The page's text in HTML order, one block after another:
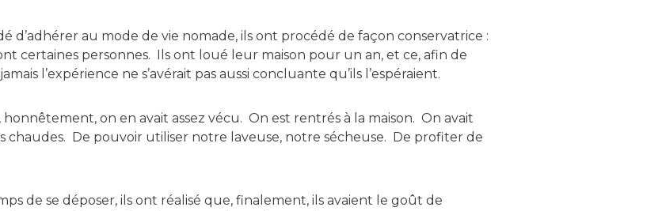
d’adhérer au mode de vie nomade, ils ont procédé de façon conservatrice :
certaines personnes. Ils ont loué leur maison pour un an, et ce, afin de
l’expérience ne s’avérait pas aussi concluante qu’ils l’espéraient.
on en avait assez vécu. On est rentrés à la maison. On avait
chaudes. De pouvoir utiliser notre laveuse, notre sécheuse. De profiter de
de se déposer, ils ont réalisé que, finalement, ils avaient le goût de